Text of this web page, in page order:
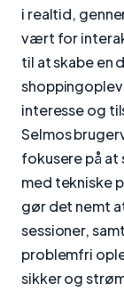
i realtid,
vært for
til at skabe en
interesse og
Selmos
fokusere på
med tekniske
gør det nemt
sessioner,
problemfri
sikker og